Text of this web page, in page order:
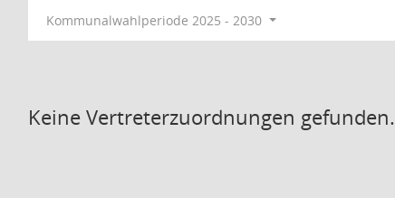
Kommunalwahlperiode 2025 - 2030
Keine Vertreterzuordnungen gefunden.